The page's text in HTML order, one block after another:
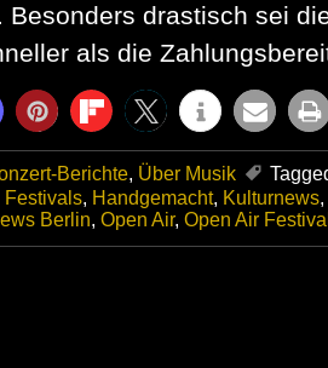
drastisch sei
als die
Berichte, Über Musik
Festivals, Handgemacht, Kulturnews,
Berlin, Open Air, Open Air Festival